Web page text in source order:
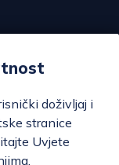
doživljaj i
stranice
Uvjete